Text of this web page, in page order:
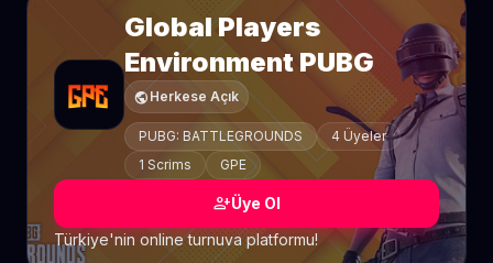
Global Players
Environment PUBG
public Herkese Açık
PUBG: BATTLEGROUNDS
4 Üyeler
1 Scrims
GPE
person_addÜye Ol
Türkiye'nin online turnuva platformu!